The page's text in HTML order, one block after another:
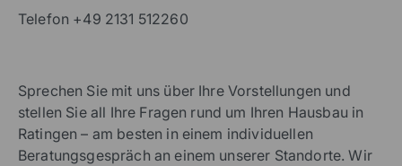
Telefon +49 2131 512260
Sprechen Sie mit uns über Ihre Vorstellungen und
stellen Sie all Ihre Fragen rund um Ihren Hausbau in
Ratingen – am besten in einem individuellen
Beratungsgespräch an einem unserer Standorte. Wir